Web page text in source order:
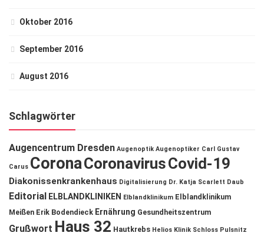
Oktober 2016
September 2016
August 2016
Schlagwörter
Augencentrum Dresden Augenoptik Augenoptiker Carl Gustav
Carus CoronaCoronavirusCovid-19
Diakonissenkrankenhaus Digitalisierung Dr. Katja Scarlett Daub
Editorial ELBLANDKLINIKEN Elblandklinikum Elblandklinikum
Meißen Erik Bodendieck Ernährung Gesundheitszentrum
Grußwort Haus 32 Hautkrebs Helios Klinik Schloss Pulsnitz